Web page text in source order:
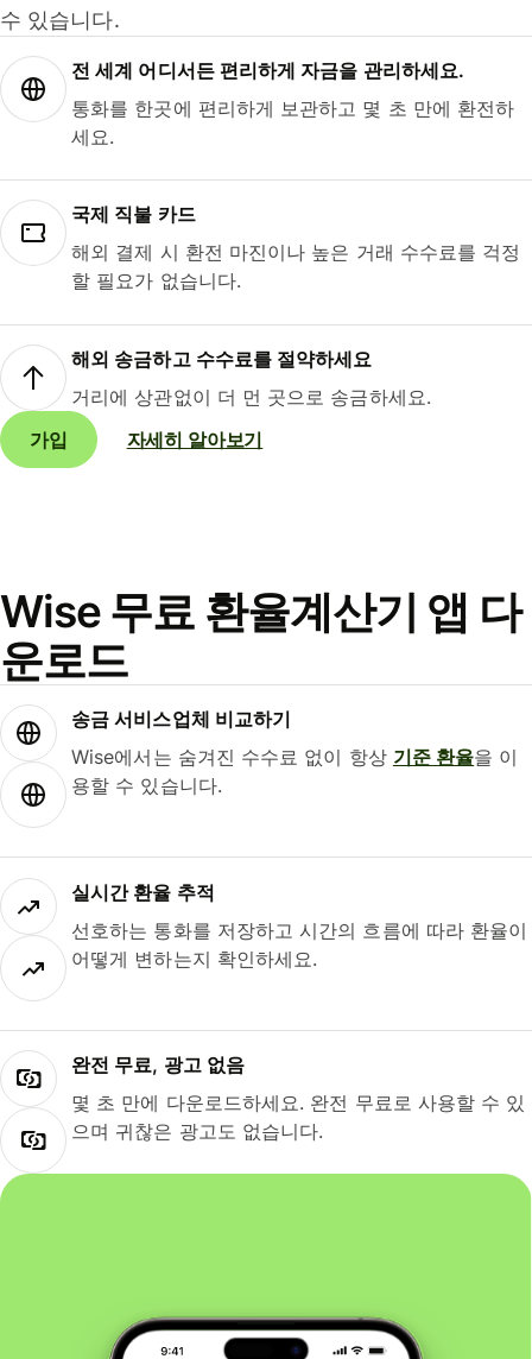
수 있습니다.
전 세계 어디서든 편리하게 자금을 관리하세요.
통화를 한곳에 편리하게 보관하고 몇 초 만에 환전하
세요.
국제 직불 카드
해외 결제 시 환전 마진이나 높은 거래 수수료를 걱정
할 필요가 없습니다.
해외 송금하고 수수료를 절약하세요
거리에 상관없이 더 먼 곳으로 송금하세요.
가입
자세히 알아보기
Wise 무료 환율계산기 앱 다
운로드
송금 서비스업체 비교하기
Wise에서는 숨겨진 수수료 없이 항상 기준 환율을 이
용할 수 있습니다.
실시간 환율 추적
선호하는 통화를 저장하고 시간의 흐름에 따라 환율이
어떻게 변하는지 확인하세요.
완전 무료, 광고 없음
몇 초 만에 다운로드하세요. 완전 무료로 사용할 수 있
으며 귀찮은 광고도 없습니다.